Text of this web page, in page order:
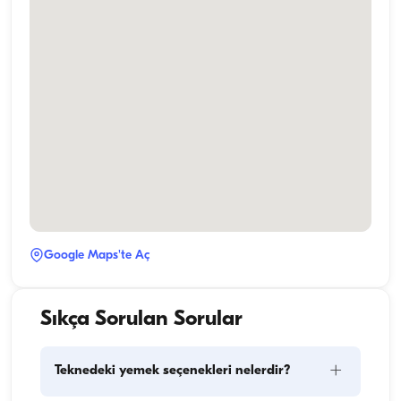
Google Maps'te Aç
Sıkça Sorulan Sorular
Teknedeki yemek seçenekleri nelerdir? +